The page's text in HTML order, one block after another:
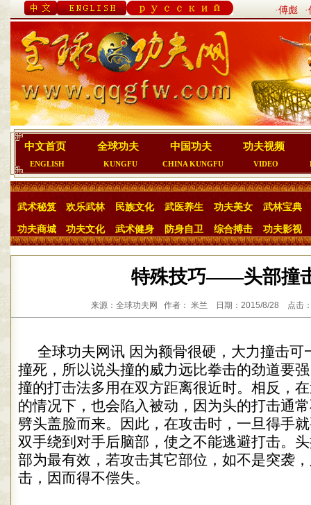
·傅彪
中文首页
ENGLISH
全球功夫
KUNGFU
中国功夫
CHINA KUNGFU
功夫视频
VIDEO
武术秘笈 欢乐武林 民族文化 武医养生 功夫美女 武林宝典
功夫商城 功夫文化 武术健身 防身自卫 综合搏击 功夫影视
特殊技巧——头部撞
来源：全球功夫网 作者： 米兰 日期：2015/8/28 点击
全球功夫网讯 因为额骨很硬，大力撞击可
撞死，所以说头撞的威力远比拳击的劲道要
撞的打击法多用在双方距离很近时。相反，
的情况下，也会陷入被动，因为头的打击通
劈头盖脸而来。因此，在攻击时，一旦得手
双手绕到对手后脑部，使之不能逃避打击。
部为最有效，若攻击其它部位，如不是突袭
击，因而得不偿失。